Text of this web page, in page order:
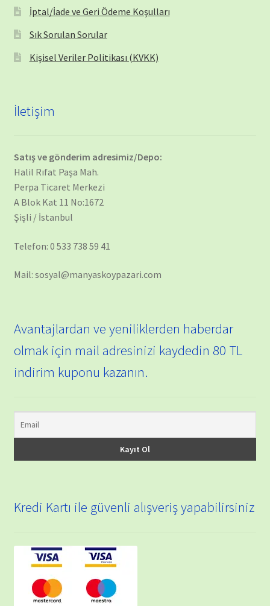
İptal/İade ve Geri Ödeme Koşulları
Sık Sorulan Sorular
Kişisel Veriler Politikası (KVKK)
İletişim
Satış ve gönderim adresimiz/Depo:
Halil Rıfat Paşa Mah.
Perpa Ticaret Merkezi
A Blok Kat 11 No:1672
Şişli / İstanbul
Telefon: 0 533 738 59 41
Mail: sosyal@manyaskoypazari.com
Avantajlardan ve yeniliklerden haberdar
olmak için mail adresinizi kaydedin 80 TL
indirim kuponu kazanın.
Kredi Kartı ile güvenli alışveriş yapabilirsiniz